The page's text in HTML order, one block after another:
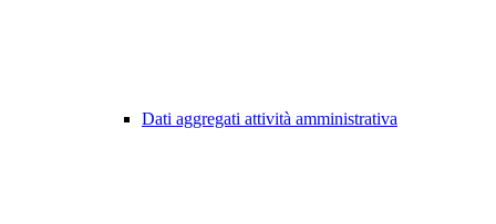
Dati aggregati attività amministrativa